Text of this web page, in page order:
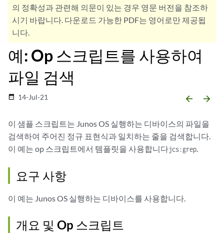
의 정확성과 관련해 의문이 있는 경우 영문 버전을 참조하
시기 바랍니다. 다운로드 가능한 PDF는 영어로만 제공됩
니다.
예: Op 스크립트를 사용하여
파일 검색
date_range 14-Jul-21 arrow_backward arrow_forward
이 샘플 스크립트는 Junos OS 실행하는 디바이스의 파일을
검색하여 주어진 정규 표현식과 일치하는 줄을 검색합니다.
이 예는 op 스크립트 에서 템플릿을 사용합니다jcs:grep.
요구 사항
이 예는 Junos OS 실행하는 디바이스를 사용합니다.
개요 및 Op 스크립트